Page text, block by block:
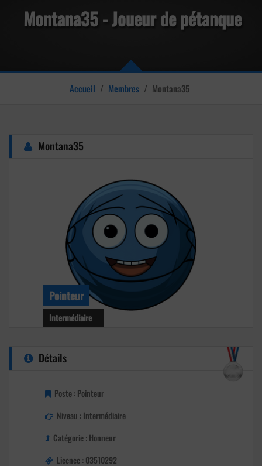
Montana35 - Joueur de pétanque
Accueil / Membres / Montana35
Montana35
Pointeur
Intermédiaire
Age : 40 ans
Détails
Poste : Pointeur
Niveau : Intermédiaire
Catégorie : Honneur
Licence : 03510292